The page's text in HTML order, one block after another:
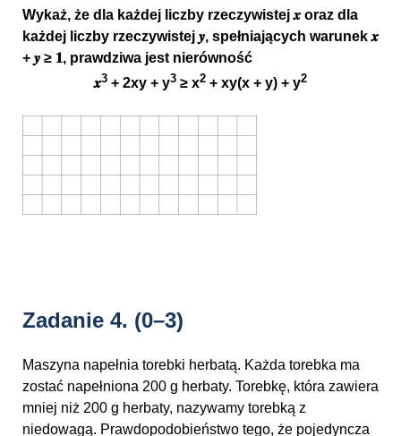
Wykaż, że dla każdej liczby rzeczywistej 𝒙 oraz dla
każdej liczby rzeczywistej 𝒚, spełniających warunek 𝒙
+ 𝒚 ≥ 𝟏, prawdziwa jest nierówność
𝒙3 + 2xy + y3 ≥ x2 + xy(x + y) + y2
Zadanie 4. (0–3)
Maszyna napełnia torebki herbatą. Każda torebka ma
zostać napełniona 200 g herbaty. Torebkę, która zawiera
mniej niż 200 g herbaty, nazywamy torebką z
niedowagą. Prawdopodobieństwo tego, że pojedyncza